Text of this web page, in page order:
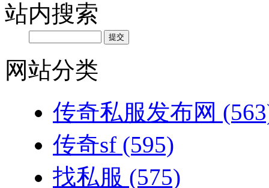
站内搜索
网站分类
传奇私服发布网
传奇sf (595)
找私服 (575)